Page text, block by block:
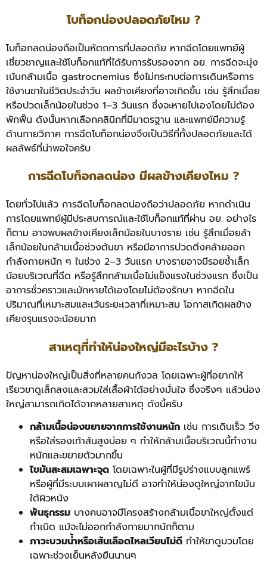
โบท็อกน่องปลอดภัยไหม ?
โบท็อกลดน่องถือเป็นหัตถการที่ปลอดภัย หากฉีดโดยแพทย์ผู้
เชี่ยวชาญและใช้โบท็อกแท้ที่ได้รับการรับรองจาก อย. การฉีดจะมุ่ง
เน้นกล้ามเนื้อ gastrocnemius ซึ่งไม่กระทบต่อการเดินหรือการ
ใช้งานขาในชีวิตประจำวัน ผลข้างเคียงที่อาจเกิดขึ้น เช่น รู้สึกเมื่อย
หรือปวดเล็กน้อยในช่วง 1–3 วันแรก ซึ่งจะหายไปเองโดยไม่ต้อง
พักฟื้น ดังนั้นหากเลือกคลินิกที่มีมาตรฐาน และแพทย์มีความรู้
ด้านกายวิภาค การฉีดโบท็อกน่องจึงเป็นวิธีที่ทั้งปลอดภัยและได้
ผลลัพธ์ที่น่าพอใจครับ
การฉีดโบท็อกลดน่อง มีผลข้างเคียงไหม ?
โดยทั่วไปแล้ว การฉีดโบท็อกลดน่องถือว่าปลอดภัย หากดำเนิน
การโดยแพทย์ผู้มีประสบการณ์และใช้โบท็อกแท้ที่ผ่าน อย. อย่างไร
ก็ตาม อาจพบผลข้างเคียงเล็กน้อยในบางราย เช่น รู้สึกเมื่อยล้า
เล็กน้อยในกล้ามเนื้อช่วงต้นขา หรือมีอาการปวดตึงคล้ายออก
กำลังกายหนัก ๆ ในช่วง 2–3 วันแรก บางรายอาจมีรอยช้ำเล็ก
น้อยบริเวณที่ฉีด หรือรู้สึกกล้ามเนื้อไม่แข็งแรงในช่วงแรก ซึ่งเป็น
อาการชั่วคราวและมักหายได้เองโดยไม่ต้องรักษา หากฉีดใน
ปริมาณที่เหมาะสมและเว้นระยะเวลาที่เหมาะสม โอกาสเกิดผลข้าง
เคียงรุนแรงจะน้อยมาก
สาเหตุที่ทำให้น่องใหญ่มีอะไรบ้าง ?
ปัญหาน่องใหญ่เป็นสิ่งที่หลายคนกังวล โดยเฉพาะผู้ที่อยากให้
เรียวขาดูเล็กลงและสวมใส่เสื้อผ้าได้อย่างมั่นใจ ซึ่งจริงๆ แล้วน่อง
ใหญ่สามารถเกิดได้จากหลายสาเหตุ ดังนี้ครับ
กล้ามเนื้อน่องขยายจากการใช้งานหนัก เช่น การเดินเร็ว วิ่ง
หรือใส่รองเท้าส้นสูงบ่อย ๆ ทำให้กล้ามเนื้อบริเวณนี้ทำงาน
หนักและขยายตัวมากขึ้น
ไขมันสะสมเฉพาะจุด โดยเฉพาะในผู้ที่มีรูปร่างแบบลูกแพร์
หรือผู้ที่มีระบบเผาผลาญไม่ดี อาจทำให้น่องดูใหญ่จากไขมัน
ใต้ผิวหนัง
พันธุกรรม บางคนอาจมีโครงสร้างกล้ามเนื้อขาใหญ่ตั้งแต่
กำเนิด แม้จะไม่ออกกำลังกายมากนักก็ตาม
ภาวะบวมน้ำหรือเส้นเลือดไหลเวียนไม่ดี ทำให้ขาดูบวมโดย
เฉพาะช่วงเย็นหลังยืนนานๆ